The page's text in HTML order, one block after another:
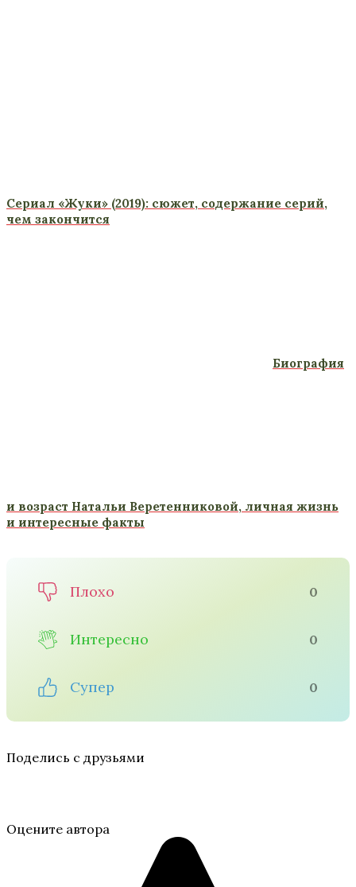
Сериал «Жуки» (2019): сюжет, содержание серий,
чем закончится
Биография
и возраст Натальи Веретенниковой, личная жизнь
и интересные факты
Плохо 0
Интересно 0
Супер 0
Поделись с друзьями
Оцените автора